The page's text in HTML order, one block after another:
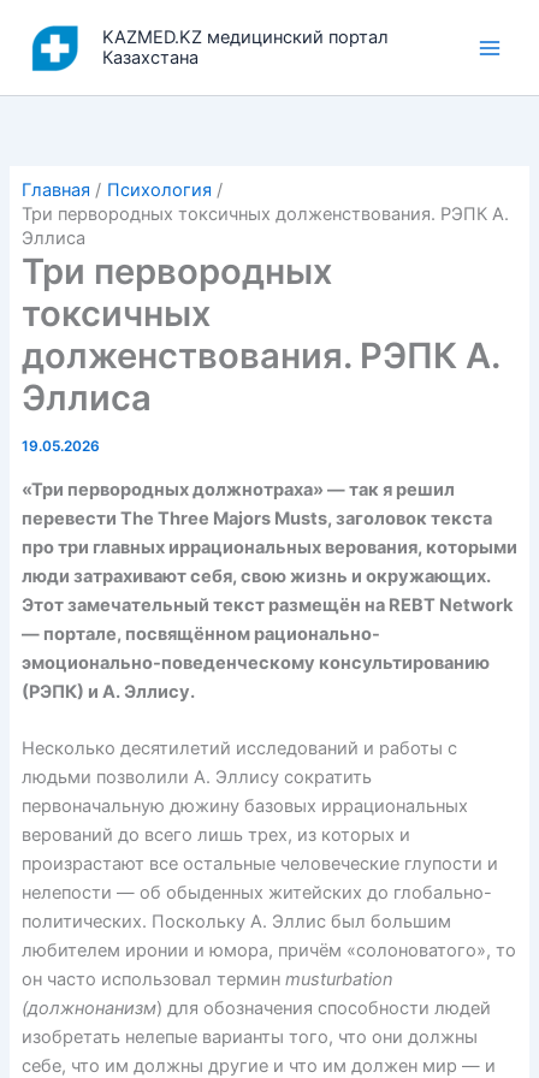
содержимому
KAZMED.KZ медицинский портал
Казахстана
Главная
Психология
Три первородных токсичных долженствования. РЭПК А.
Эллиса
Три первородных
токсичных
долженствования. РЭПК А.
Эллиса
19.05.2026
«Три первородных должнотраха» — так я решил
перевести The Three Majors Musts, заголовок текста
про три главных иррациональных верования, которыми
люди затрахивают себя, свою жизнь и окружающих.
Этот замечательный текст размещён на REBT Network
— портале, посвящённом рационально-
эмоционально-поведенческому консультированию
(РЭПК) и А. Эллису.
Несколько десятилетий исследований и работы с
людьми позволили А. Эллису сократить
первоначальную дюжину базовых иррациональных
верований до всего лишь трех, из которых и
произрастают все остальные человеческие глупости и
нелепости — об обыденных житейских до глобально-
политических. Поскольку А. Эллис был большим
любителем иронии и юмора, причём «солоноватого», то
он часто использовал термин musturbation
(должнонанизм) для обозначения способности людей
изобретать нелепые варианты того, что они должны
себе, что им должны другие и что им должен мир — и